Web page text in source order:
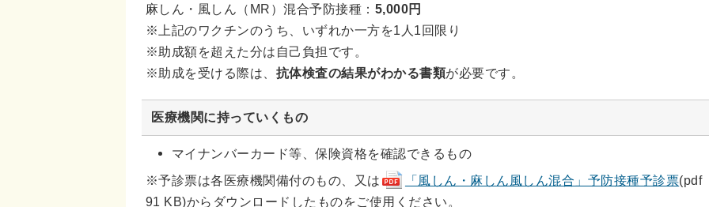
麻しん・風しん（MR）混合予防接種： 5,000円
※上記のワクチンのうち、いずれか一方を1人1回限り
※助成額を超えた分は自己負担です。
※助成を受ける際は、 抗体検査の結果がわかる書類が必要です。
医療機関に持っていくもの
マイナンバーカード等、保険資格を確認できるもの
※予診票は各医療機関備付のもの、又は
「風しん・麻しん風しん混合」予防接種予診票(pdf
91 KB)からダウンロードしたものをご使用ください。